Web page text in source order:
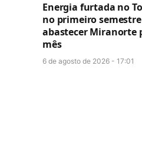
Energia furtada no
no primeiro
abastecer Miranorte
mês
6 de agosto de 2026 - 17:01